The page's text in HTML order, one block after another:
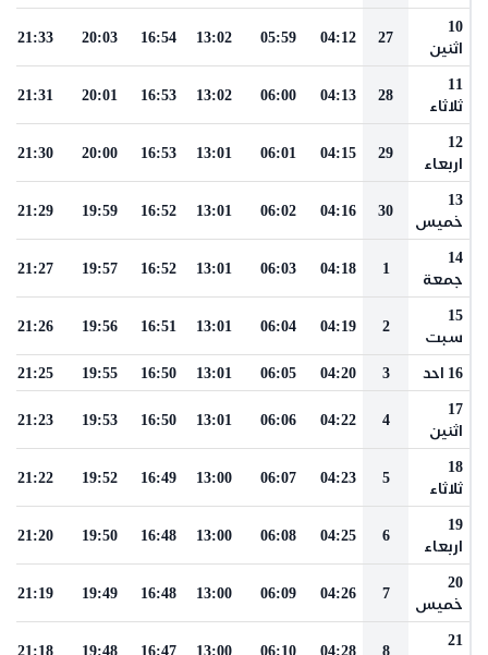
10
اثنين
27
04:12
05:59
13:02
16:54
20:03
21:33
11
ثلاثاء
28
04:13
06:00
13:02
16:53
20:01
21:31
12
اربعاء
29
04:15
06:01
13:01
16:53
20:00
21:30
13
خميس
30
04:16
06:02
13:01
16:52
19:59
21:29
14
جمعة
1
04:18
06:03
13:01
16:52
19:57
21:27
15
سبت
2
04:19
06:04
13:01
16:51
19:56
21:26
16 احد 3
04:20
06:05
13:01
16:50
19:55
21:25
17
اثنين
4
04:22
06:06
13:01
16:50
19:53
21:23
18
ثلاثاء
5
04:23
06:07
13:00
16:49
19:52
21:22
19
اربعاء
6
04:25
06:08
13:00
16:48
19:50
21:20
20
خميس
7
04:26
06:09
13:00
16:48
19:49
21:19
21
8
04:28
06:10
13:00
16:47
19:48
21:18